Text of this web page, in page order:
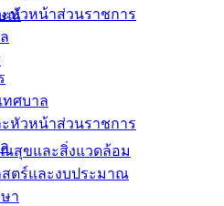
หัวหน้าส่วนราชการ
สุขและสิ่งแวดล้อม
ตร์และงบประมาณ
า
ณ์
ทศบาล
หัวหน้าส่วนราชการ
ที่งานป้องกันและควบคุมโรค กอง
เวณตลาดเก่าอ่างศิลา และ
รงค์สร้างความตระหนักถึง
เลือดออก โดยแจกทรายอะเบท
นภาชนะที่มีน้ำขัง และแนะนำ
เวณบ้านเรือนให้สะอาด
คไข้เลือดออก ประจำ
องกันและควบคุมการแพร่ระบาด
ระตุ้นให้ชุมชนตระหนักถึง